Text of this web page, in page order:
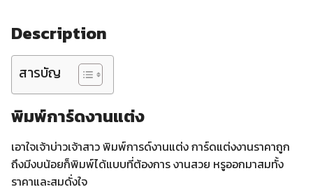
Description
สารบัญ
พิมพ์การ์ดงานแต่ง
เอาใจเจ้าบ่าวเจ้าสาว พิมพ์การด์งานแต่ง การ์ดแต่งงานราคาถูก
ถึงมีงบน้อยก็พิมพ์ได้แบบที่ต้องการ งานสวย หรูออกมาสมทั้ง
ราคาและสมดั่งใจ